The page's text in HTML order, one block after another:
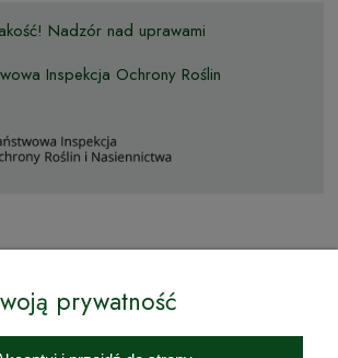
Nadzór nad uprawami
Inspekcja Ochrony Roślin
Podkarpackie Sady to inicjatywa
prywatność